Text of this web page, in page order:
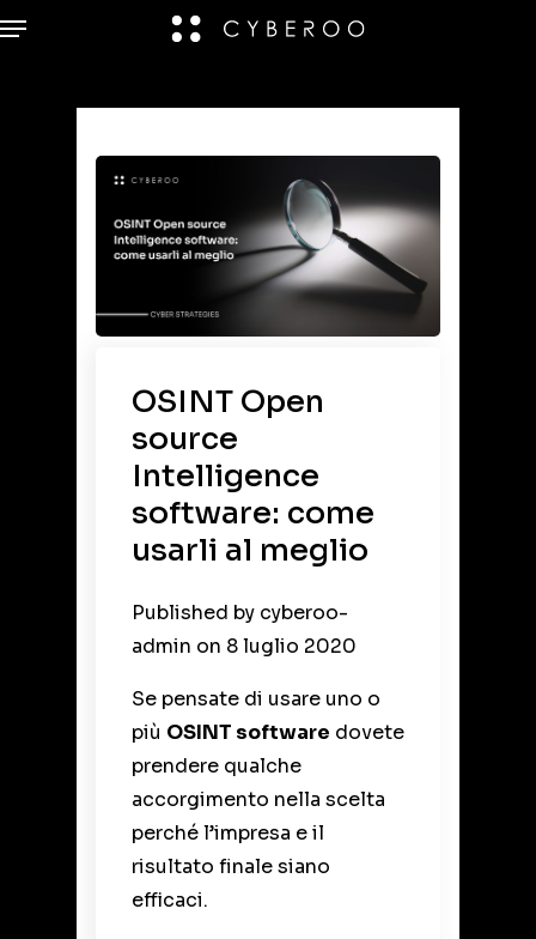
OSINT Open
source
Intelligence
software: come
usarli al meglio
Published by cyberoo-
admin on 8 luglio 2020
Se pensate di usare uno o
più OSINT software dovete
prendere qualche
accorgimento nella scelta
perché l’impresa e il
risultato finale siano
efficaci.